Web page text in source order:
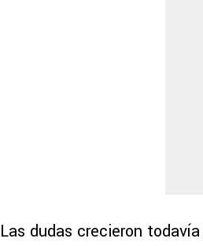
Las dudas crecieron